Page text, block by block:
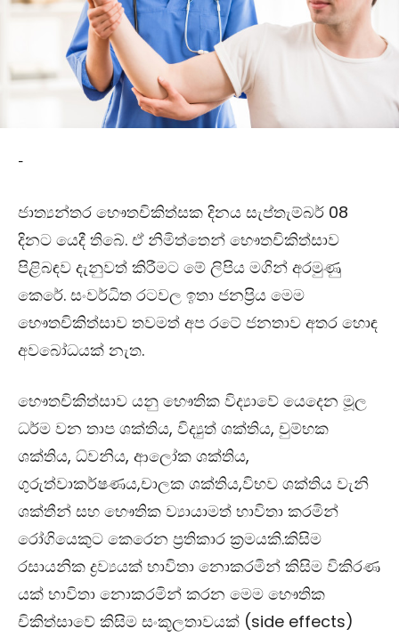
-
ජාත්‍යන්තර භෞතචිකිත්සක දිනය සැප්තැම්බර් 08
දිනට යෙදී තිබේ. ඒ නිමිත්තෙන් භෞතචිකිත්සාව
පිළිබඳව දැනුවත් කිරීමට මේ ලිපිය මගින් අරමුණු
කෙරේ. සංවර්ධිත රටවල ඉතා ජනප්‍රිය මෙම
භෞතචිකිත්සාව තවමත් අප රටේ ජනතාව අතර හොඳ
අවබෝධයක් නැත.
භෞතචිකිත්සාව යනු භෞතික විද්‍යාවේ යෙදෙන මූල
ධර්ම වන තාප ශක්තිය, විද්‍යුත් ශක්තිය, චුම්භක
ශක්තිය, ධ්වනිය, ආලෝක ශක්තිය,
ගුරුත්වාකර්ෂණය,චාලක ශක්තිය,විභව ශක්තිය වැනි
ශක්තීන් සහ භෞතික ව්‍යායාමත් භාවිතා කරමින්
රෝගියෙකුට කෙරෙන ප්‍රතිකාර ක්‍රමයකි.කිසිම
රසායනික ද්‍රව්‍යයක් භාවිතා නොකරමින් කිසිම විකිරණ
යක් භාවිතා නොකරමින් කරන මෙම භෞතික
චිකිත්සාවේ කිසිම සංකූලතාවයක් (side effects)